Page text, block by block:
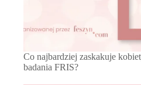
Co najbardziej zaskakuje
badania FRIS?